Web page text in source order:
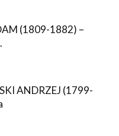
(1809-1882) –
ANDRZEJ (1799-